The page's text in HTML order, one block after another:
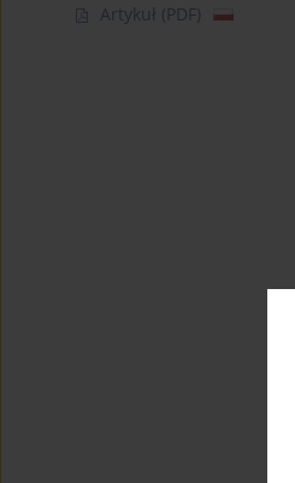
Artykuł (PDF)